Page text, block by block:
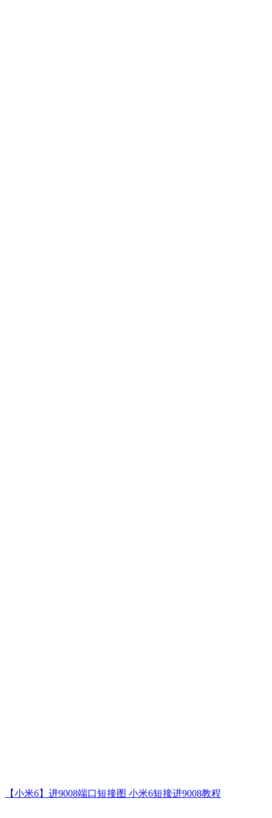
【小米6】进9008端口短接图 小米6短接进9008教程